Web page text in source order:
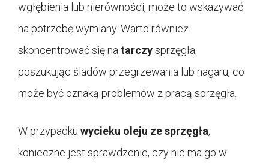
wgłębienia lub nierówności, może to wskazywać
na potrzebę wymiany. Warto również
skoncentrować się natarczysprzęgła,
poszukując śladów przegrzewania lub nagaru, co
może być oznaką problemów z pracą sprzęgła.
W przypadku wycieku oleju ze sprzęgła,
konieczne jest sprawdzenie, czy nie ma go w